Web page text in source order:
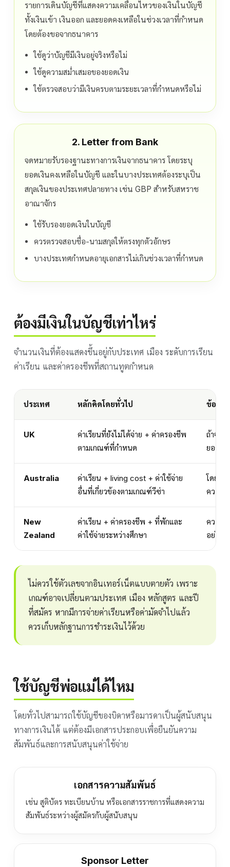
รายการเดินบัญชีที่แสดงความเคลื่อนไหวของเงินในบัญชี
ทั้งเงินเข้า เงินออก และยอดคงเหลือในช่วงเวลาที่กำหนด
โดยต้องขอจากธนาคาร
ใช้ดูว่าบัญชีมีเงินอยู่จริงหรือไม่
ใช้ดูความสม่ำเสมอของยอดเงิน
ใช้ตรวจสอบว่ามีเงินครบตามระยะเวลาที่กำหนดหรือไม่
2. Letter from Bank
จดหมายรับรองฐานะทางการเงินจากธนาคาร โดยระบุ
ยอดเงินคงเหลือในบัญชี และในบางประเทศต้องระบุเป็น
สกุลเงินของประเทศปลายทาง เช่น GBP สำหรับสหราช
อาณาจักร
ใช้รับรองยอดเงินในบัญชี
ควรตรวจสอบชื่อ-นามสกุลให้ตรงทุกตัวอักษร
บางประเทศกำหนดอายุเอกสารไม่เกินช่วงเวลาที่กำหนด
ต้องมีเงินในบัญชีเท่าไหร่
จำนวนเงินที่ต้องแสดงขึ้นอยู่กับประเทศ เมือง ระดับการเรียน
ค่าเรียน และค่าครองชีพที่สถานทูตกำหนด
ประเทศ หลักคิดโดยทั่วไป ข้อคว
UK
ค่าเรียนที่ยังไม่ได้จ่าย + ค่าครองชีพ
ตามเกณฑ์ที่กำหนด
ถ้าจ่าย
ยอดที่ต้
Australia
ค่าเรียน + living cost + ค่าใช้จ่าย
อื่นที่เกี่ยวข้องตามเกณฑ์วีซ่า
โดยทั่ว
ความส
New
Zealand
ค่าเรียน + ค่าครองชีพ + ที่พักและ
ค่าใช้จ่ายระหว่างศึกษา
ควรเต
อย่างชั
ไม่ควรใช้ตัวเลขจากอินเทอร์เน็ตแบบตายตัว เพราะ
เกณฑ์อาจเปลี่ยนตามประเทศ เมือง หลักสูตร และปี
ที่สมัคร หากมีการจ่ายค่าเรียนหรือค่ามัดจำไปแล้ว
ควรเก็บหลักฐานการชำระเงินไว้ด้วย
ใช้บัญชีพ่อแม่ได้ไหม
โดยทั่วไปสามารถใช้บัญชีของบิดาหรือมารดาเป็นผู้สนับสนุน
ทางการเงินได้ แต่ต้องมีเอกสารประกอบเพื่อยืนยันความ
สัมพันธ์และการสนับสนุนค่าใช้จ่าย
เอกสารความสัมพันธ์
เช่น สูติบัตร ทะเบียนบ้าน หรือเอกสารราชการที่แสดงความ
สัมพันธ์ระหว่างผู้สมัครกับผู้สนับสนุน
Sponsor Letter